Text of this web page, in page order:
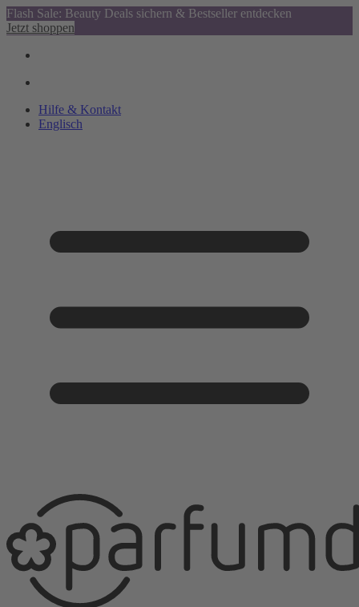
Flash Sale: Beauty Deals sichern & Bestseller entdecken
Jetzt shoppen
Hilfe & Kontakt
Englisch